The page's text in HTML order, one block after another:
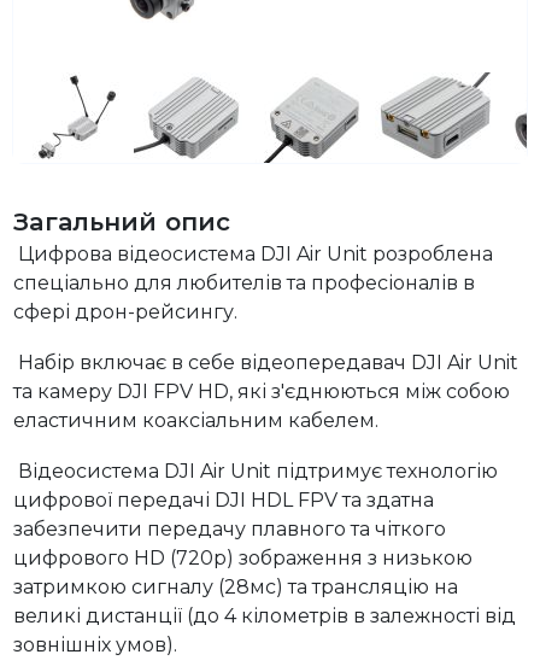
Загальний опис
Цифрова відеосистема DJI Air Unit розроблена
спеціально для любителів та професіоналів в
сфері дрон-рейсингу.
Набір включає в себе відеопередавач DJI Air Unit
та камеру DJI FPV HD, які з'єднюються між собою
еластичним коаксіальним кабелем.
Відеосистема DJI Air Unit підтримує технологію
цифрової передачі DJI HDL FPV та здатна
забезпечити передачу плавного та чіткого
цифрового HD (720p) зображення з низькою
затримкою сигналу (28мс) та трансляцію на
великі дистанції (до 4 кілометрів в залежності від
зовнішніх умов).